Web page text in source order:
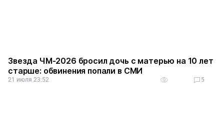
Звезда ЧМ-2026 бросил дочь с матерью на 10 лет
старше: обвинения попали в СМИ
21 июля 23:52 5